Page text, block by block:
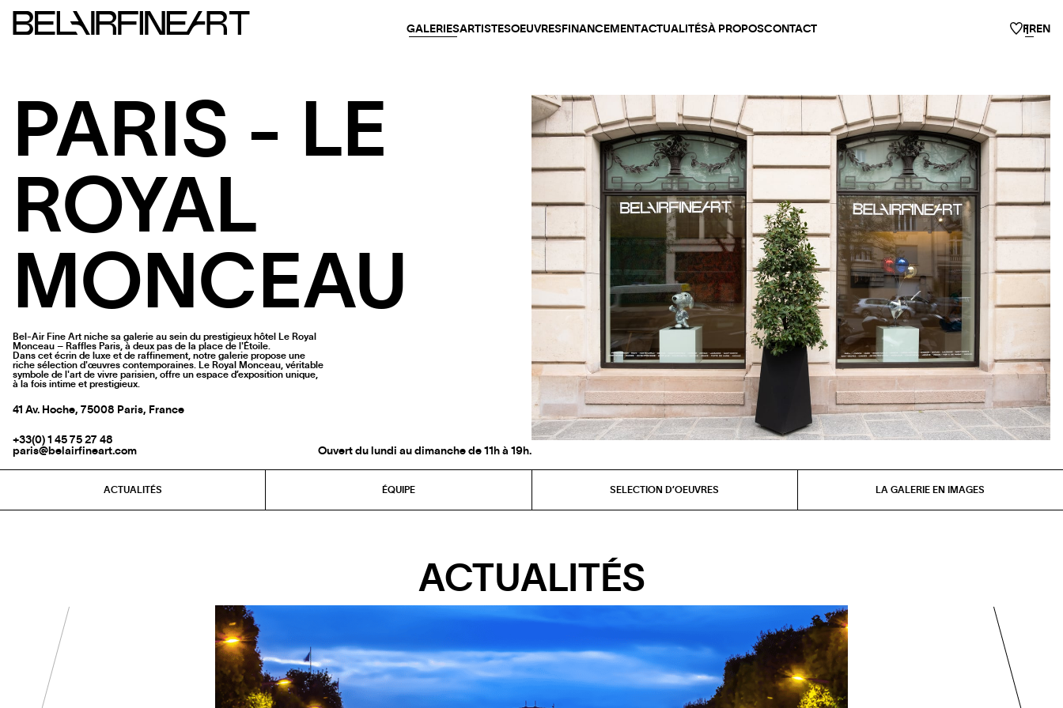
GALERIESARTISTESOEUVRESFINANCEMENTACTUALITÉSÀ PROPOSCONTACT FREN
PARIS - LE
ROYAL
MONCEAU
Bel-Air Fine Art niche sa galerie au sein du prestigieux hôtel Le Royal
Monceau – Raffles Paris, à deux pas de la place de l'Étoile.
Dans cet écrin de luxe et de raffinement, notre galerie propose une
riche sélection d'œuvres contemporaines. Le Royal Monceau, véritable
symbole de l'art de vivre parisien, offre un espace d’exposition unique,
à la fois intime et prestigieux.
41 Av. Hoche, 75008 Paris, France
+33(0) 1 45 75 27 48
paris@belairfineart.com
Ouvert du lundi au dimanche de 11h à 19h.
ACTUALITÉS ÉQUIPE SELECTION D’OEUVRES LA GALERIE EN IMAGES
ACTUALITÉS